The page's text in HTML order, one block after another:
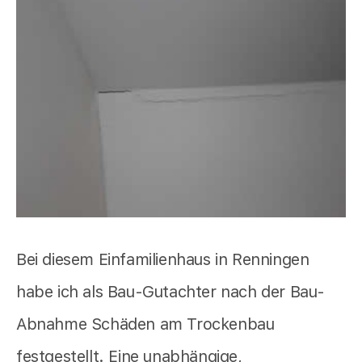
Bei diesem Einfamilienhaus in Renningen
habe ich als Bau-Gutachter nach der Bau-
Abnahme Schäden am Trockenbau
festgestellt. Eine unabhängige,